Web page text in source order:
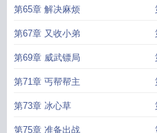
第65章 解决麻烦
第67章 又收小弟
第69章 威武镖局
第71章 丐帮帮主
第73章 冰心草
第75章 准备出战